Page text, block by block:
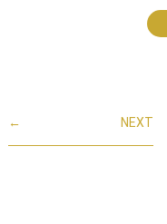
← NEXT